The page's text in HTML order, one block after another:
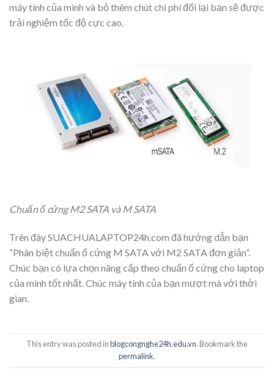
máy tính của mình và bỏ thêm chút chi phí đổi lại bạn sẽ được
trải nghiệm tốc độ cực cao.
Chuẩn ổ cứng M2 SATA và M SATA
Trên đây SUACHUALAPTOP24h.com đã hướng dẫn bạn
“Phân biệt chuẩn ổ cứng M SATA với M2 SATA đơn giản”.
Chúc bạn có lựa chọn nâng cấp theo chuẩn ổ cứng cho laptop
của mình tốt nhất. Chúc máy tính của bạn mượt mà với thời
gian.
This entry was posted inblogcongnghe24h.edu.vn. Bookmark the
permalink.